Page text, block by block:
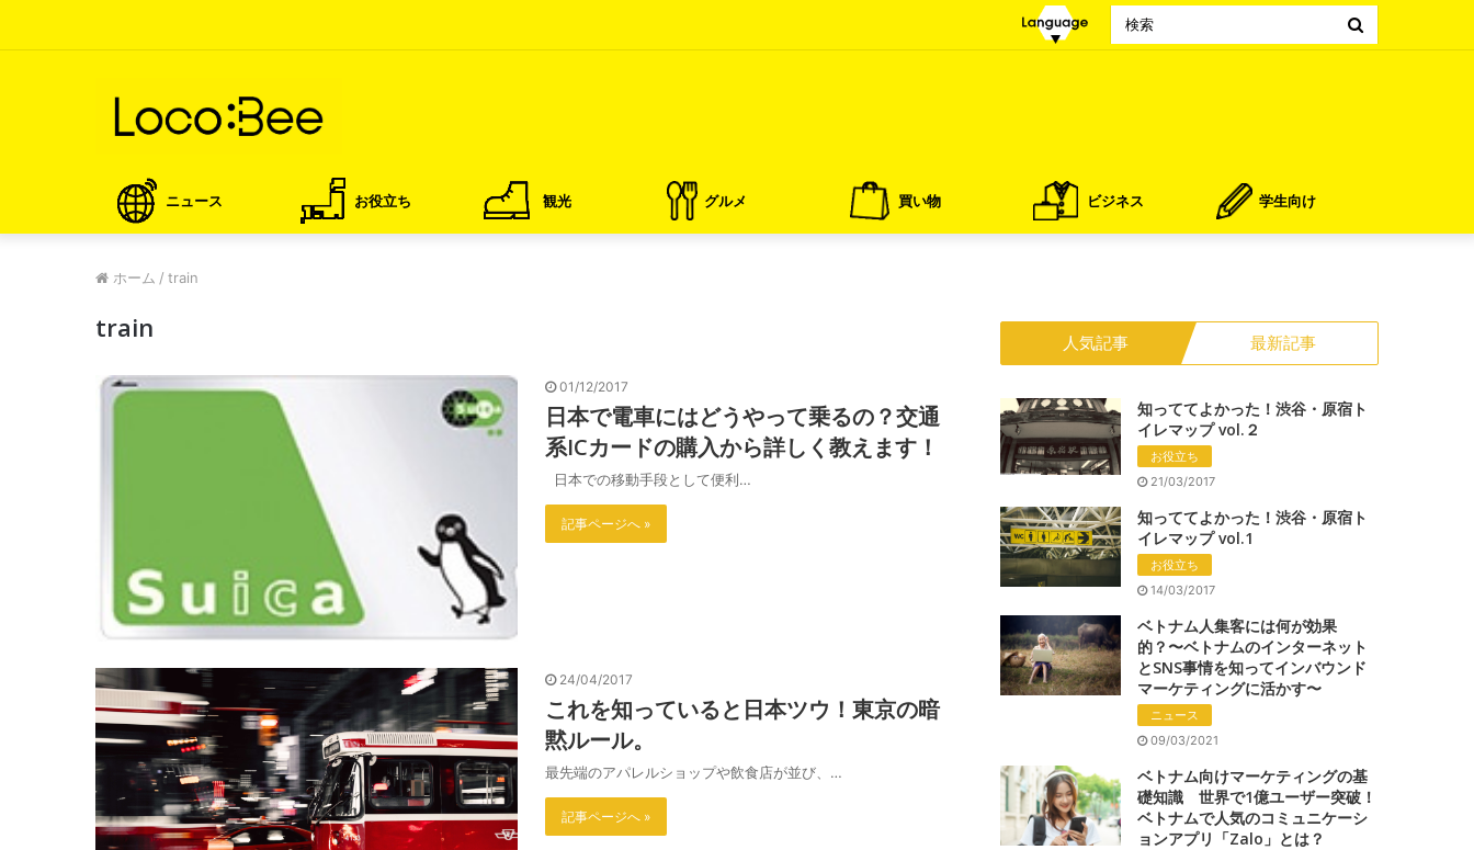
ニュース お役立ち 観光 グルメ 買い物 ビジネス 学生向け
ホーム / train
train
01/12/2017
日本で電車にはどうやって乗るの？交通
系ICカードの購入から詳しく教えます！
日本での移動手段として便利…
記事ページへ »
24/04/2017
これを知っていると日本ツウ！東京の暗
黙ルール。
最先端のアパレルショップや飲食店が並び、…
記事ページへ »
人気記事 最新記事
知っててよかった！渋谷・原宿ト
イレマップ vol.２
お役立ち
21/03/2017
知っててよかった！渋谷・原宿ト
イレマップ vol.1
お役立ち
14/03/2017
ベトナム人集客には何が効果
的？〜ベトナムのインターネット
とSNS事情を知ってインバウンド
マーケティングに活かす〜
ニュース
09/03/2021
ベトナム向けマーケティングの基
礎知識 世界で1億ユーザー突破！
ベトナムで人気のコミュニケーシ
ョンアプリ「Zalo」とは？